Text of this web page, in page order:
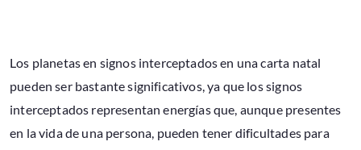
Los planetas en signos interceptados en una carta natal
pueden ser bastante significativos, ya que los signos
interceptados representan energías que, aunque presentes
en la vida de una persona, pueden tener dificultades para